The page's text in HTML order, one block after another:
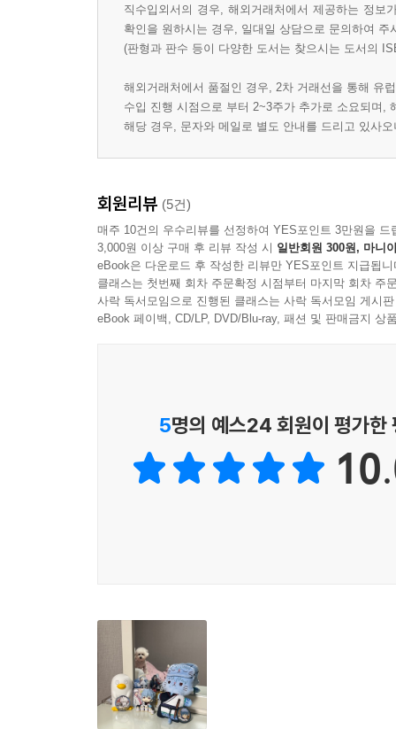
직수입외서의 경우, 해외거래처에서 제공하는 정
확인을 원하시는 경우, 일대일 상담으로 문의하여 주
(판형과 판수 등이 다양한 도서는 찾으시는 도서의
해외거래처에서 품절인 경우, 2차 거래선을 통해 유
수입 진행 시점으로 부터 2~3주가 추가로 소요되며,
해당 경우, 문자와 메일로 별도 안내를 드리고 있사
회원리뷰 (5건)
매주 10건의 우수리뷰를 선정하여 YES포인트 3만원을 드
3,000원 이상 구매 후 리뷰 작성 시 일반회원 300원, 마니
eBook은 다운로드 후 작성한 리뷰만 YES포인트 지급됩니
클래스는 첫번째 회차 주문확정 시점부터 마지막 회차 주
사락 독서모임으로 진행된 클래스는 사락 독서모임 게시
eBook 페이백, CD/LP, DVD/Blu-ray, 패션 및 판매금지 상
5명의 예스24 회원이 평가한